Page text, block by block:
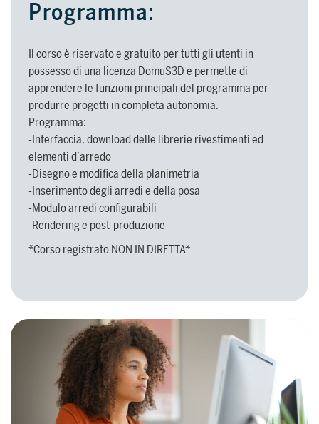
SUPPORTO
Servizi di assistenza per guidarti
nell’utilizzo del software,
dall’installazione alla realizzazione dei
progetti.
Scopri
PER ARCHITETTI E DESIGNER
PER ARCHITETTI E DESIGNER
Scopri di più >
Programma:
Il corso è riservato e gratuito per tutti gli utenti in
possesso di una licenza DomuS3D e permette di
apprendere le funzioni principali del programma per
produrre progetti in completa autonomia.
Programma:
-Interfaccia, download delle librerie rivestimenti ed
elementi d’arredo
-Disegno e modifica della planimetria
-Inserimento degli arredi e della posa
-Modulo arredi configurabili
-Rendering e post-produzione
*Corso registrato NON IN DIRETTA*